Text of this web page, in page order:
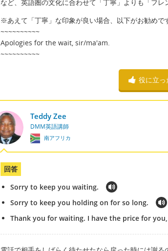
など、英語圏の文化に合わせて「丁寧」よりも「フレ
※あえて「丁寧」な印象が良い場合、以下がお勧めで
~~~~~~~~~~
Apologies for the wait, sir/ma'am.
~~~~~~~~~~
役に立っ
Teddy Zee
DMM英語講師
南アフリカ
回答
Sorry to keep you waiting.
Sorry to keep you holding on for so long.
Thank you for waiting. I have the price for